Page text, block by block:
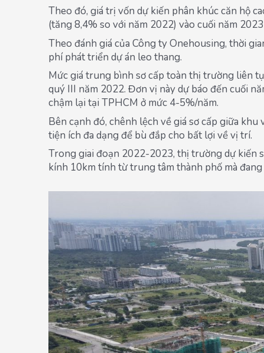
Theo đó, giá trị vốn dự kiến phân khúc căn hộ
(tăng 8,4% so với năm 2022) vào cuối năm
Theo đánh giá của Công ty Onehousing, thời
phí phát triển dự án leo thang.
Mức giá trung bình sơ cấp toàn thị trường liên
quý III năm 2022. Đơn vị này dự báo đến cuối
chậm lại tại TPHCM ở mức 4-5%/năm.
Bên cạnh đó, chênh lệch về giá sơ cấp giữa
tiện ích đa dạng để bù đắp cho bất lợi về vị trí.
Trong giai đoạn 2022-2023, thị trường dự kiến
kính 10km tính từ trung tâm thành phố mà